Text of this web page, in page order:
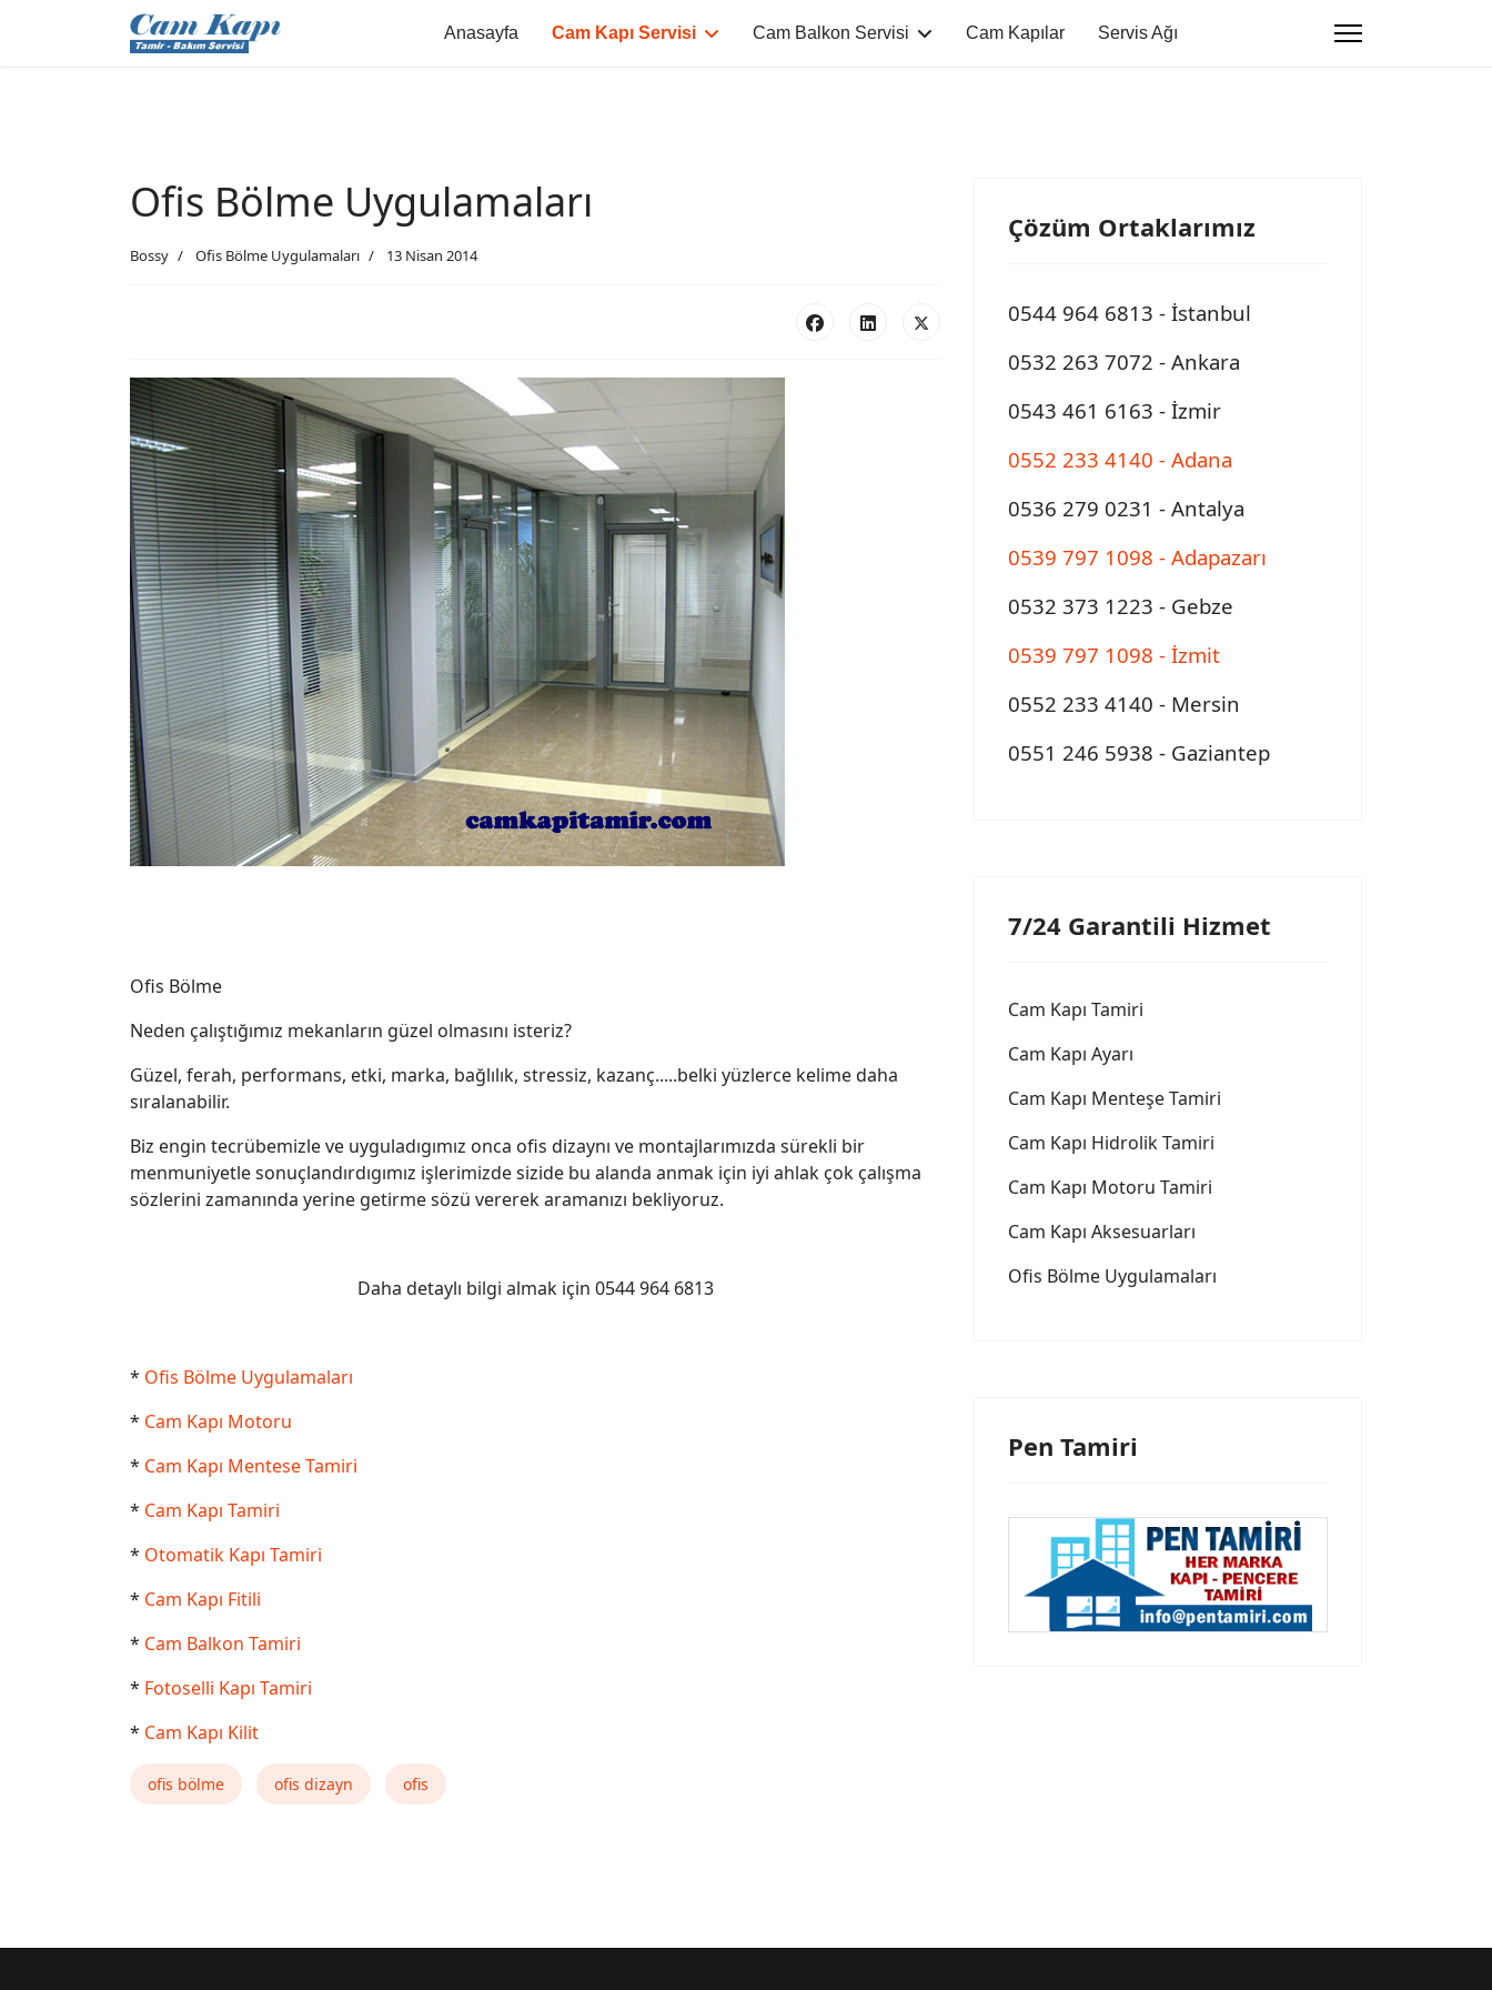
Anasayfa Cam Kapı Servisi Cam Balkon Servisi Cam Kapılar Servis Ağı
Ofis Bölme Uygulamaları
Bossy Ofis Bölme Uygulamaları 13 Nisan 2014
Ofis Bölme
Neden çalıştığımız mekanların güzel olmasını isteriz?
Güzel, ferah, performans, etki, marka, bağlılık, stressiz, kazanç.....belki yüzlerce kelime daha
sıralanabilir.
Biz engin tecrübemizle ve uyguladıgımız onca ofis dizaynı ve montajlarımızda sürekli bir
menmuniyetle sonuçlandırdıgımız işlerimizde sizide bu alanda anmak için iyi ahlak çok çalışma
sözlerini zamanında yerine getirme sözü vererek aramanızı bekliyoruz.
Daha detaylı bilgi almak için 0544 964 6813
* Ofis Bölme Uygulamaları
* Cam Kapı Motoru
* Cam Kapı Mentese Tamiri
* Cam Kapı Tamiri
* Otomatik Kapı Tamiri
* Cam Kapı Fitili
* Cam Balkon Tamiri
* Fotoselli Kapı Tamiri
* Cam Kapı Kilit
ofis bölme ofis dizayn ofis
Çözüm Ortaklarımız
0544 964 6813 - İstanbul
0532 263 7072 - Ankara
0543 461 6163 - İzmir
0552 233 4140 - Adana
0536 279 0231 - Antalya
0539 797 1098 - Adapazarı
0532 373 1223 - Gebze
0539 797 1098 - İzmit
0552 233 4140 - Mersin
0551 246 5938 - Gaziantep
7/24 Garantili Hizmet
Cam Kapı Tamiri
Cam Kapı Ayarı
Cam Kapı Menteşe Tamiri
Cam Kapı Hidrolik Tamiri
Cam Kapı Motoru Tamiri
Cam Kapı Aksesuarları
Ofis Bölme Uygulamaları
Pen Tamiri